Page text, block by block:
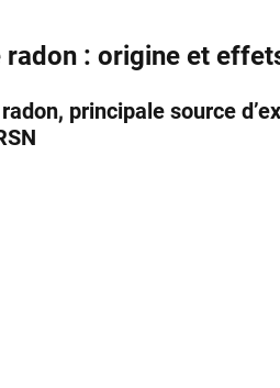
radon : origine et
principale source